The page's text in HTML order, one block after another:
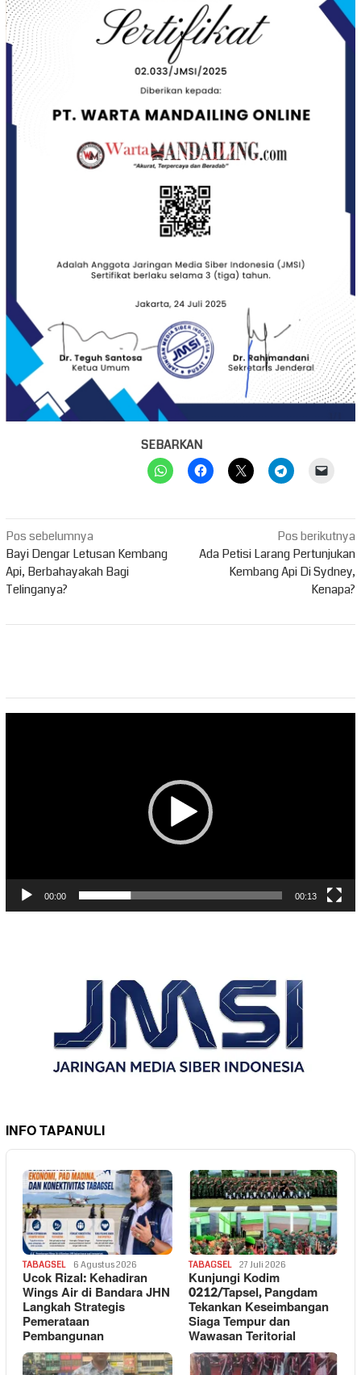
SEBARKAN
Navigasi
pos
Pos sebelumnya
Bayi Dengar Letusan Kembang
Api, Berbahayakah Bagi
Telinganya?
Pos berikutnya
Ada Petisi Larang Pertunjukan
Kembang Api Di Sydney,
Kenapa?
00:00 00:13
INFO TAPANULI
TABAGSEL 6 Agustus 2026
Ucok Rizal: Kehadiran
Wings Air di Bandara JHN
Langkah Strategis
Pemerataan
Pembangunan
TABAGSEL 27 Juli 2026
Kunjungi Kodim
0212/Tapsel, Pangdam
Tekankan Keseimbangan
Siaga Tempur dan
Wawasan Teritorial